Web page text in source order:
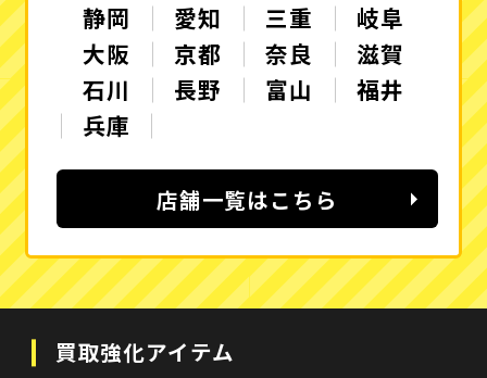
静岡 愛知 三重
岐阜
大阪
京都 奈良
滋賀
石川
長野 富山
福井
兵庫
店舗一覧はこちら
買取強化アイテム